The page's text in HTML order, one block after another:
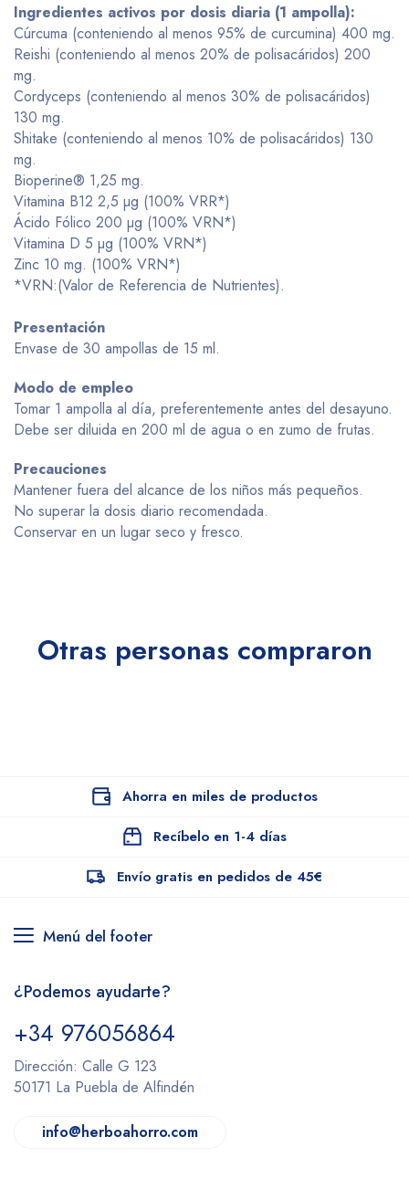
Ingredientes activos por dosis diaria (1 ampolla):
Cúrcuma (conteniendo al menos 95% de curcumina) 400 mg.
Reishi (conteniendo al menos 20% de polisacáridos) 200
mg.
Cordyceps (conteniendo al menos 30% de polisacáridos)
130 mg.
Shitake (conteniendo al menos 10% de polisacáridos) 130
mg.
Bioperine® 1,25 mg.
Vitamina B12 2,5 µg (100% VRR*)
Ácido Fólico 200 µg (100% VRN*)
Vitamina D 5 µg (100% VRN*)
Zinc 10 mg. (100% VRN*)
*VRN:(Valor de Referencia de Nutrientes).
Presentación
Envase de 30 ampollas de 15 ml.
Modo de empleo
Tomar 1 ampolla al día, preferentemente antes del desayuno.
Debe ser diluida en 200 ml de agua o en zumo de frutas.
Precauciones
Mantener fuera del alcance de los niños más pequeños.
No superar la dosis diario recomendada.
Conservar en un lugar seco y fresco.
Otras personas compraron
Ahorra en miles de productos
Recíbelo en 1-4 días
Envío gratis en pedidos de 45€
Menú del footer
¿Podemos ayudarte?
+34 976056864
Dirección: Calle G 123
50171 La Puebla de Alfindén
info@herboahorro.com